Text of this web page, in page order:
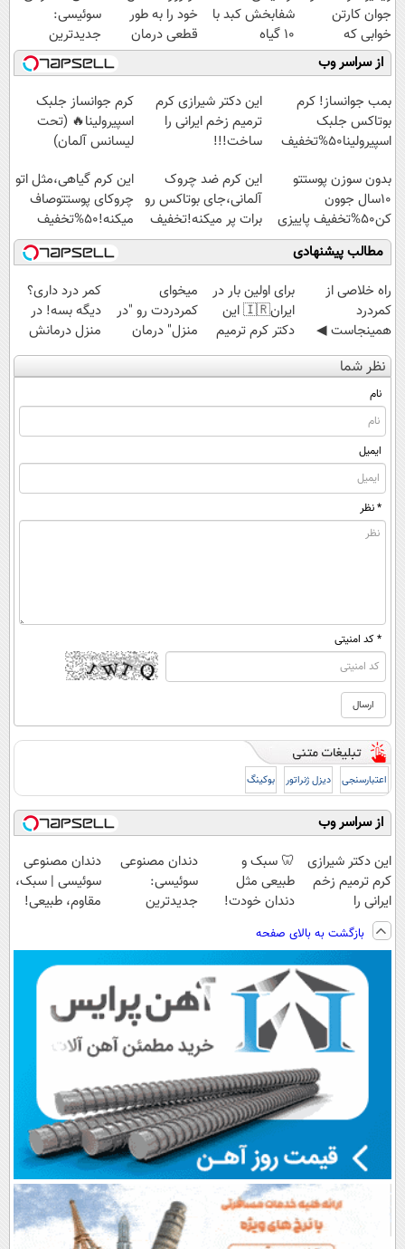
جوان کارتن
خوابی که
میلیاردر شد.
آموزش رایگان
شفابخش کبد با
10 گیاه
موثر(تخفیف تا
امشب)
خود را به طور
قطعی درمان
کنید!
◗پرسش‌نامه◖
سوئیسی:
جدیدترین
فناوری اروپا،
سبک و مقاوم |
پرداخت قسطی
از سراسر وب
بمب جوانساز! کرم
بوتاکس جلبک
اسپیرولینا50%تخفیف
این دکتر شیرازی کرم
ترمیم زخم ایرانی را
ساخت!!!
کرم جوانساز جلبک
اسپیرولینا🔥 (تحت
لیسانس آلمان)
بدون سوزن پوستتو
10سال جوون
کن50%تخفیف پاییزی
این کرم ضد چروک
آلمانی،جای بوتاکس رو
برات پر میکنه!تخفیف
تا امشب
این کرم گیاهی،مثل اتو
چروکای پوستتوصاف
میکنه!50%تخفیف
مطالب پیشنهادی
‌راه خلاصی از
کمردرد
همینجاست ◀
فقط کافیه فرم
رو پر کنی!
برای اولین بار در
ایران🇮🇷 این
دکتر کرم ترمیم
کننده 23 روزه
ساخت!
میخوای
کمردردت رو "در
منزل" درمان
کنی؟ (◂فیلم +
◂پرسش‌نامه)
کمر درد داری؟
دیگه بسه! در
منزل درمانش
کن
(◀پرسش‌نامه)
نظر شما
نام
ایمیل
* نظر
* کد امنیتی
اعتبارسنجی دیزل ژنراتور بوکینگ
از سراسر وب
این دکتر شیرازی
کرم ترمیم زخم
ایرانی را
ساخت!!!
🦷 سبک و
طبیعی مثل
دندان خودت!
پرداخت اقساطی
💳 📍 تهران
دندان مصنوعی
سوئیسی:
جدیدترین
پرداخت قسطی
دندان مصنوعی
سوئیسی | سبک،
مقاوم، طبیعی!
اقساطی😍
بازگشت به بالای صفحه